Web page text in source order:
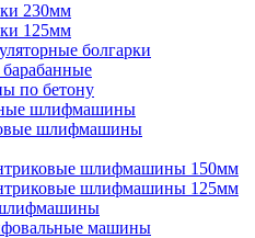
230мм
125мм
болгарки
по бетону
шлифмашины
шлифмашины
шлифмашины 150мм
шлифмашины 125мм
машины